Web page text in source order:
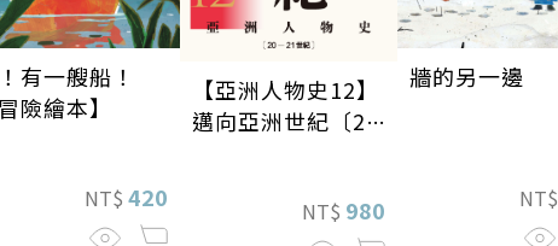
有一艘船！
險繪本】
NT$ 420
【亞洲人物史12】
邁向亞洲世紀〔20
NT$ 980
牆的另一邊
NT$